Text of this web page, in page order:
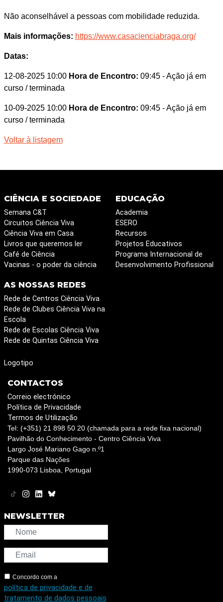
Não aconselhável a pessoas com mobilidade reduzida.
Mais informações: https://www.casacienciabraga.org/
Datas:
12-08-2025 10:00 Hora de Encontro: 09:45 - Ação já em
curso / terminada
10-09-2025 10:00 Hora de Encontro: 09:45 - Ação já em
curso / terminada
Voltar à listagem
CIÊNCIA E SOCIEDADE
Semana C&T
Circuitos Ciência Viva
Ciência Viva em Casa
Livros que queremos ler
Café de Ciência
Vacinas - o poder da ciência
EDUCAÇÃO
Academia
ESERO
Recursos
Projetos Educativos
Programa Internacional de
Desenvolvimento Profissional
AS NOSSAS REDES
Rede de Centros Ciência Viva
Rede de Clubes Ciência Viva na
Escola
Rede de Escolas Ciência Viva
Rede de Quintas Ciência Viva
Logotipo
CONTACTOS
Correio electrónico
Política de Privacidade
Termos de Utilização
Tel: (+351) 21 898 50 20 (chamada para a rede fixa nacional)
Pavilhão do Conhecimento - Centro Ciência Viva
Largo José Mariano Gago n.º1
Parque das Nações
1990-073 Lisboa, Portugal
NEWSLETTER
Concordo com a
política de privacidade e de
tratamento de dados pessoais